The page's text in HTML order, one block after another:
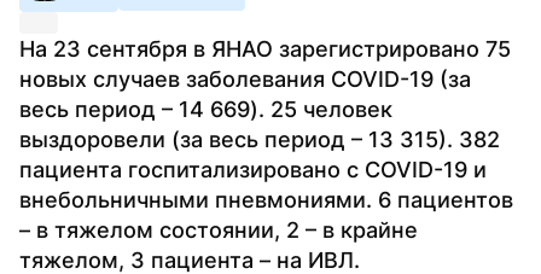
На 23 сентября в ЯНАО зарегистрировано 75
новых случаев заболевания COVID-19 (за
весь период – 14 669). 25 человек
выздоровели (за весь период – 13 315). 382
пациента госпитализировано с COVID-19 и
внебольничными пневмониями. 6 пациентов
– в тяжелом состоянии, 2 – в крайне
тяжелом, 3 пациента – на ИВЛ.